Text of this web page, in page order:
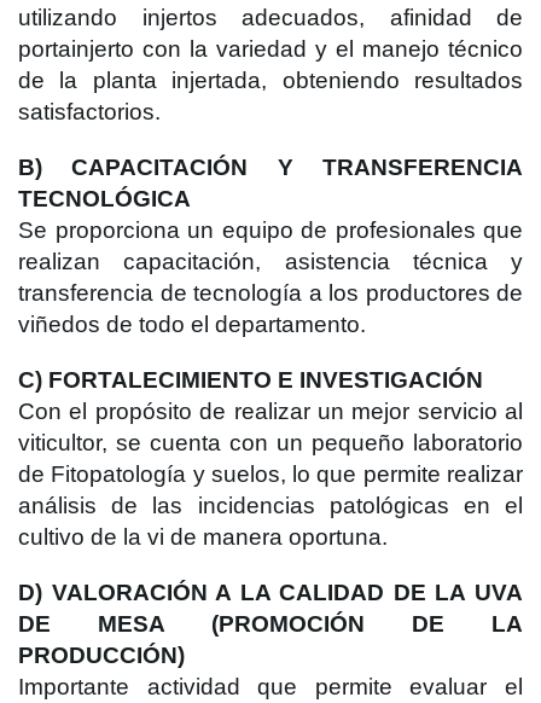
utilizando injertos adecuados, afinidad de
portainjerto con la variedad y el manejo técnico
de la planta injertada, obteniendo resultados
satisfactorios.
B) CAPACITACIÓN Y TRANSFERENCIA
TECNOLÓGICA
Se proporciona un equipo de profesionales que
realizan capacitación, asistencia técnica y
transferencia de tecnología a los productores de
viñedos de todo el departamento.
C) FORTALECIMIENTO E INVESTIGACIÓN
Con el propósito de realizar un mejor servicio al
viticultor, se cuenta con un pequeño laboratorio
de Fitopatología y suelos, lo que permite realizar
análisis de las incidencias patológicas en el
cultivo de la vi de manera oportuna.
D) VALORACIÓN A LA CALIDAD DE LA UVA
DE MESA (PROMOCIÓN DE LA
PRODUCCIÓN)
Importante actividad que permite evaluar el